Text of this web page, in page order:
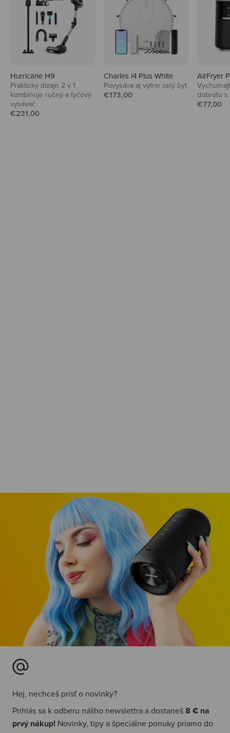
Hurricane H9
Praktický dizajn 2 v 1
kombinuje ručný a tyčový
vysávač
Predajná cena
€231,00
Charles i4 Plus White
Povysáva aj vytrie celý byt
Predajná cena
€173,00
AirFryer
dobrotu s
Predajná
€77,00
Audio
Slúchadlá a reproduktory pre maximálny
hudobný zážitok.
Hej, nechceš prísť o novinky?
Prihlás sa k odberu nášho newslettra a dostaneš8 € na
prvý nákup! Novinky, tipy a špeciálne ponuky priamo do